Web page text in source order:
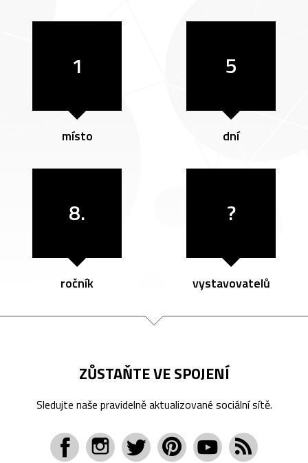
1
místo
5
dní
8.
ročník
?
vystavovatelů
ZŮSTAŇTE VE SPOJENÍ
Sledujte naše pravidelně aktualizované sociální sítě.